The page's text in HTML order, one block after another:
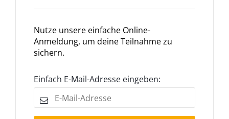
Nutze unsere einfache Online-
Anmeldung, um deine Teilnahme zu
sichern.
Einfach E-Mail-Adresse eingeben: